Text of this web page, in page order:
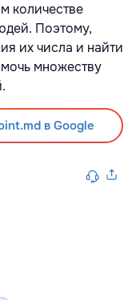
количестве
Поэтому,
их числа и найти
множеству
в Google